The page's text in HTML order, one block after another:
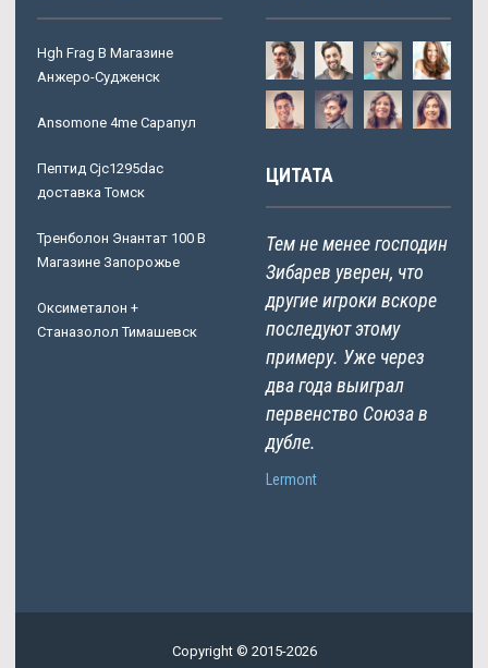
Hgh Frag В Магазине
Анжеро-Судженск
Ansomone 4me Сарапул
Пептид Cjc1295dac
доставка Томск
Тренболон Энантат 100 В
Магазине Запорожье
Оксиметалон +
Станазолол Тимашевск
ЦИТАТА
Тем не менее господин
Зибарев уверен, что
другие игроки вскоре
последуют этому
примеру. Уже через
два года выиграл
первенство Союза в
дубле.
Lermont
Copyright © 2015-2026